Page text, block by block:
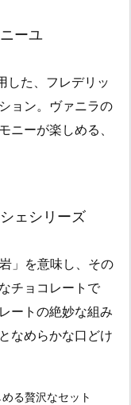
ーユ
した、フレデリッ
ョン。ヴァニラの
ニーが楽しめる、
ェシリーズ
」を意味し、その
チョコレートで
ートの絶妙な組み
なめらかな口どけ
る贅沢なセット